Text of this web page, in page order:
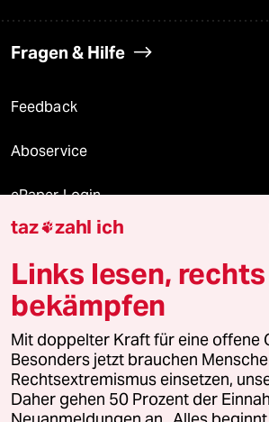
Fragen & Hilfe
Feedback
Aboservice
ePaper Login
Downloads für Abonnierende
© 2026 taz Verlags und Vertriebs GmbH
Alle Rechte vorbehalten. Bei rechtlichen Fragen
wenden Sie sich bitte an
lizenzen@taz.de
Feedback Redaktionsstatut
taz zahl ich
Links lesen, rechts
bekämpfen
Mit doppelter Kraft für eine offene
Besonders jetzt brauchen
Rechtsextremismus einsetzen,
Daher gehen 50 Prozent der